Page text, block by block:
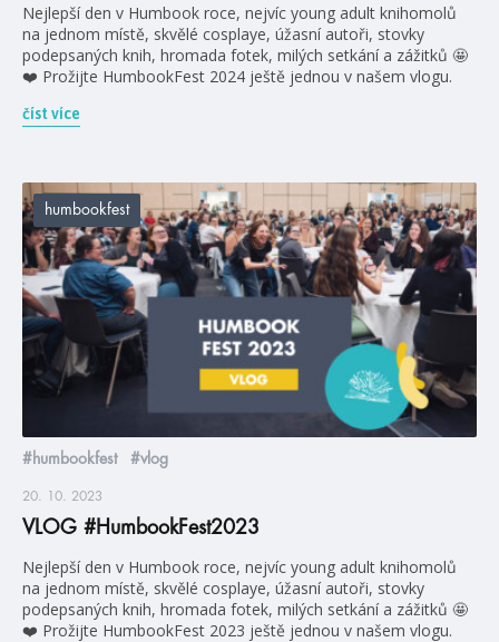
Nejlepší den v Humbook roce, nejvíc young adult knihomolů
na jednom místě, skvělé cosplaye, úžasní autoři, stovky
podepsaných knih, hromada fotek, milých setkání a zážitků 🤩
❤️ Prožijte HumbookFest 2024 ještě jednou v našem vlogu.
číst více
humbookfest
#humbookfest #vlog
20. 10. 2023
VLOG #HumbookFest2023
Nejlepší den v Humbook roce, nejvíc young adult knihomolů
na jednom místě, skvělé cosplaye, úžasní autoři, stovky
podepsaných knih, hromada fotek, milých setkání a zážitků 🤩
❤️ Prožijte HumbookFest 2023 ještě jednou v našem vlogu.